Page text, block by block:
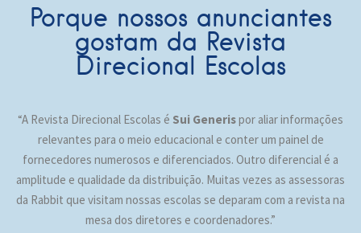
Porque nossos anunciantes
gostam da Revista
Direcional Escolas
“A Revista Direcional Escolas é Sui Generispor aliar informações
relevantes para o meio educacional e conter um painel de
fornecedores numerosos e diferenciados. Outro diferencial é a
amplitude e qualidade da distribuição. Muitas vezes as assessoras
da Rabbit que visitam nossas escolas se deparam com a revista na
mesa dos diretores e coordenadores.”